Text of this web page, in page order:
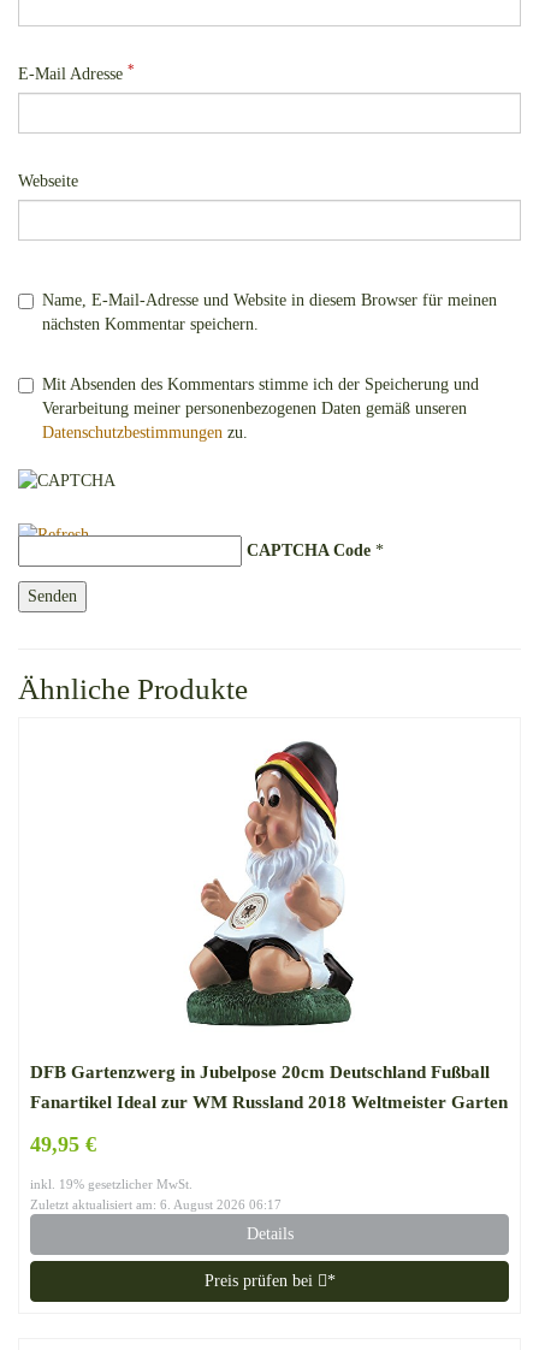
E-Mail Adresse *
Webseite
Name, E-Mail-Adresse und Website in diesem Browser für meinen
nächsten Kommentar speichern.
Mit Absenden des Kommentars stimme ich der Speicherung und
Verarbeitung meiner personenbezogenen Daten gemäß unseren
Datenschutzbestimmungen zu.
CAPTCHA Code *
Ähnliche Produkte
DFB Gartenzwerg in Jubelpose 20cm Deutschland Fußball
Fanartikel Ideal zur WM Russland 2018 Weltmeister Garten
49,95 €
inkl. 19% gesetzlicher MwSt.
Zuletzt aktualisiert am: 6. August 2026 06:17
Details
Preis prüfen bei *